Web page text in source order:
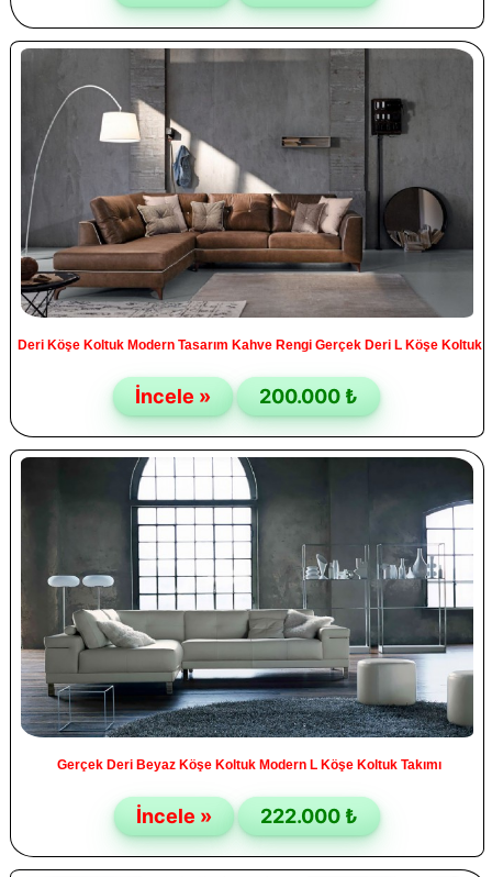
Deri Köşe Koltuk Modern Tasarım Kahve Rengi Gerçek Deri L Köşe Koltuk
İncele » 200.000 ₺
Gerçek Deri Beyaz Köşe Koltuk Modern L Köşe Koltuk Takımı
İncele » 222.000 ₺